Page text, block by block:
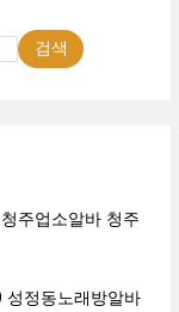
검색
주업소알바 청주
성정동노래방알바